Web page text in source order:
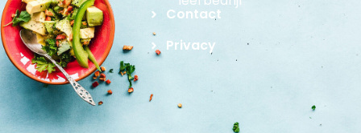
Contact
Privacy